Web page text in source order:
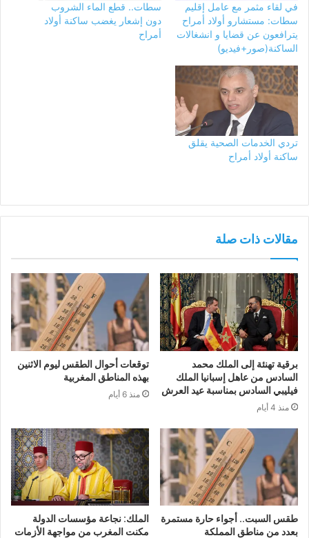
في لقاء مثمر مع عامل إقليم
سطات: مستشارو أولاد أمراح
يترافعون عن قضايا و انشغالات
الساكنة(صور+فيديو)
سطات.. قطع الماء الشروب
دون إشعار يغضب ساكنة أولاد
أمراح
تردي الخدمات الصحية يقلق
ساكنة أولاد أمراح
مقالات ذات صلة
برقية تهنئة إلى الملك محمد
السادس من عاهل إسبانيا الملك
فيليبي السادس بمناسبة عيد العرش
منذ 4 أيام
توقعات أحوال الطقس ليوم الاثنين
بهذه المناطق المغربية
منذ 6 أيام
طقس السبت.. أجواء حارة مستمرة
بعدد من مناطق المملكة
الملك: نجاعة مؤسسات الدولة
مكنت المغرب من مواجهة الأزمات